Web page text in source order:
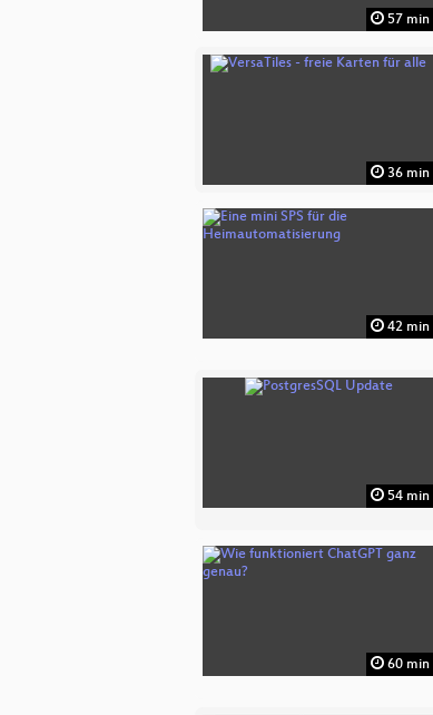
57 min
36 min
42 min
54 min
60 min